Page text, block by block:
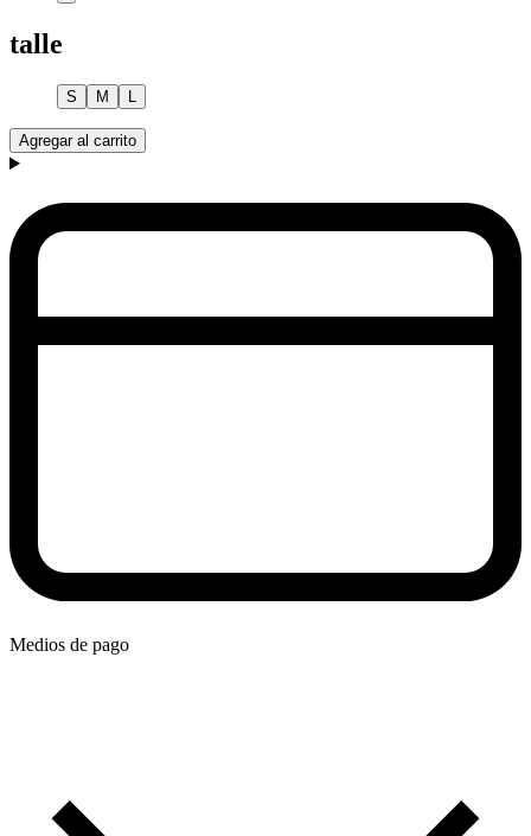
talle
S M L
Agregar al carrito
Medios de pago